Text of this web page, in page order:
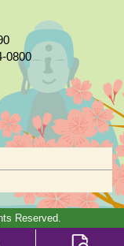
0800
Reserved.